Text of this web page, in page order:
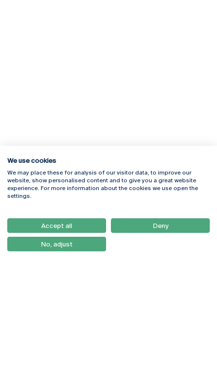
Rua Diogo Botelho 1327
4169-005 Porto
+351 226 196 240
Campus Online
Webmail
Como Chegar
Newsletter
We use cookies
We may place these for analysis of our visitor data, to improve our
website, show personalised content and to give you a great website
experience. For more information about the cookies we use open the
settings.
Accept all Deny
No, adjust